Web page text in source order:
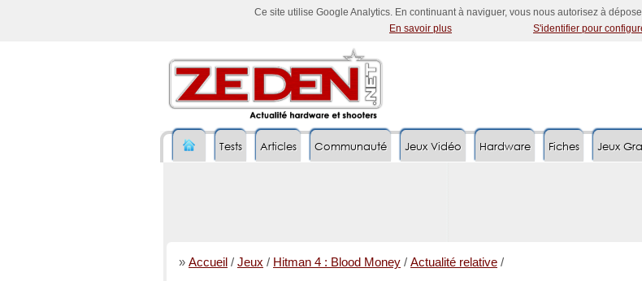
Ce site utilise Google Analytics. En continuant à naviguer, vous nous autorisez à
En savoir plus
S'identifier pour
Tests Articles Communauté Jeux Vidéo Hardware Fiches Jeux
» Accueil / Jeux / Hitman 4 : Blood Money / Actualité relative /